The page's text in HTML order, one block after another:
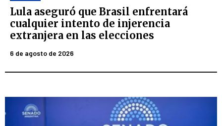
Lula aseguró que Brasil enfrentará
cualquier intento de injerencia
extranjera en las elecciones
6 de agosto de 2026